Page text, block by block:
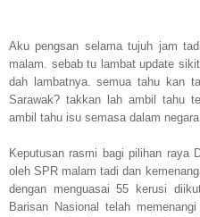
Aku pengsan selama tujuh jam
malam. sebab tu lambat update
dah lambatnya. semua tahu kan
Sarawak? takkan lah ambil tahu
ambil tahu isu semasa dalam
Keputusan rasmi bagi pilihan raya
oleh SPR malam tadi dan
dengan menguasai 55 kerusi
Barisan Nasional telah